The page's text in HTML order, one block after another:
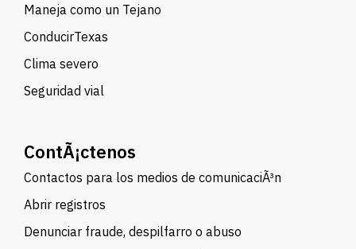
Maneja como un Tejano
ConducirTexas
Clima severo
Seguridad vial
ContÃ¡ctenos
Contactos para los medios de comunicaciÃ³n
Abrir registros
Denunciar fraude, despilfarro o abuso